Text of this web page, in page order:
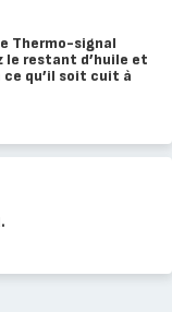
Thermo-signal
le restant d’huile et
ce qu’il soit cuit à